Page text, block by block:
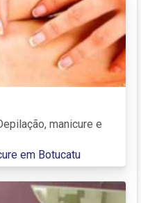
manicure e
em Botucatu